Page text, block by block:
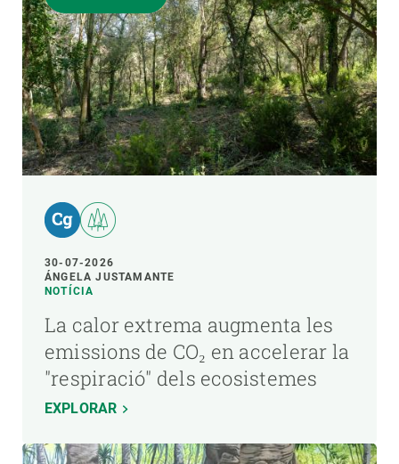
30-07-2026
ÁNGELA JUSTAMANTE
NOTÍCIA
La calor extrema augmenta les
emissions de CO₂ en accelerar la
"respiració" dels ecosistemes
EXPLORAR